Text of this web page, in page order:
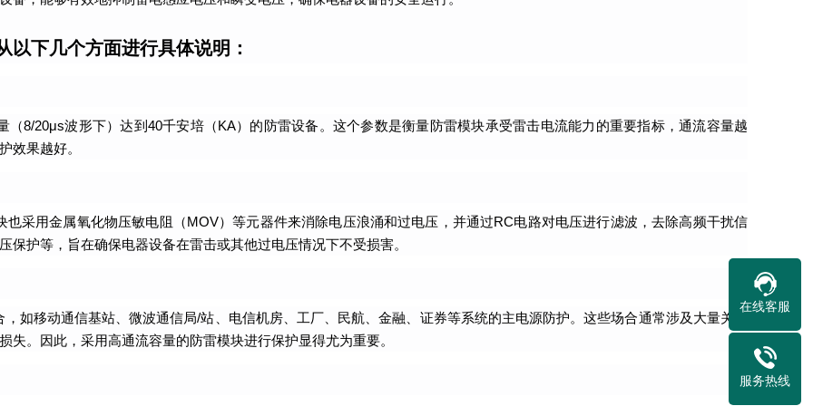
下几个方面进行具体说明：
8/20μs波形下）达到40千安培（KA）的防雷设备。这个参数是衡量防雷模块承受雷击电流能力的重要指标，通流容量越
效果越好。
采用金属氧化物压敏电阻（MOV）等元器件来消除电压浪涌和过电压，并通过RC电路对电压进行滤波，去除高频干扰信
护等，旨在确保电器设备在雷击或其他过电压情况下不受损害。
如移动通信基站、微波通信局/站、电信机房、工厂、民航、金融、证券等系统的主电源防护。这些场合通常涉及大量关键
。因此，采用高通流容量的防雷模块进行保护显得尤为重要。
在线客服
服务热线